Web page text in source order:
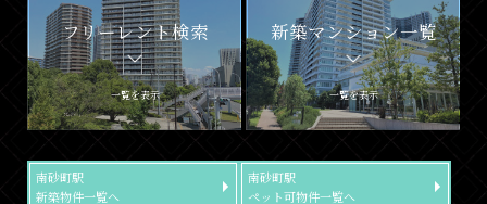
フリーレント検索
一覧を表示
新築マンション一覧
一覧を表示
南砂町駅
新築物件一覧へ
南砂町駅
ペット可物件一覧へ